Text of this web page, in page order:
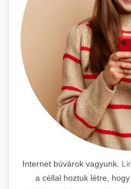
Internet búvárok vagyunk.
a céllal hoztuk létre,